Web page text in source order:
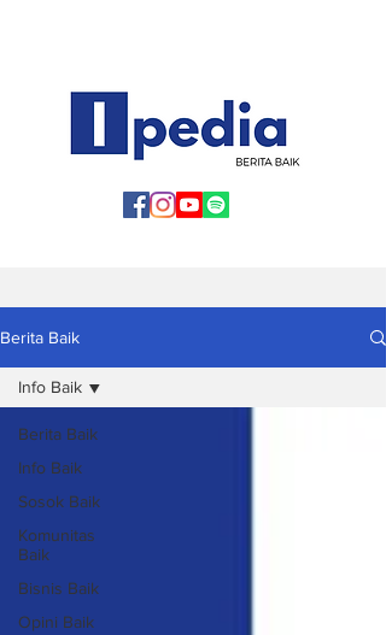
Berita Baik
Berita Baik
Info Baik
Sosok Baik
Komunitas
Baik
Bisnis Baik
Opini Baik
Info Baik